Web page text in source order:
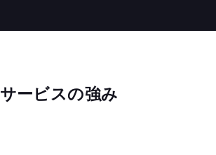
サービスの強み